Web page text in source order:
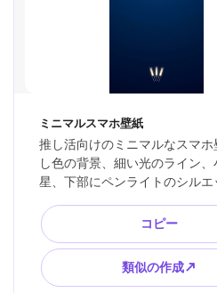
ミニマルスマホ壁紙
推し活向けのミニマルなスマホ
し色の背景、細い光のライン、
星、下部にペンライトのシルエ
品なAI画像、人物なし、文字な
し。
コピー
類似の作成↗